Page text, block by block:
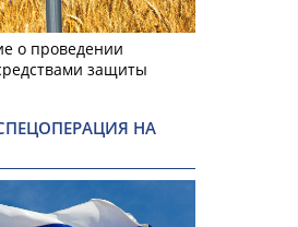
о проведении
защиты
НА